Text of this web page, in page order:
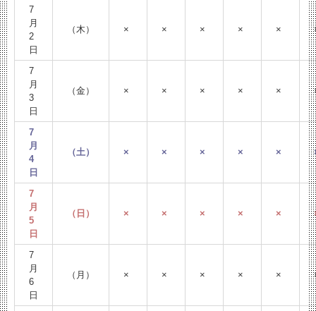
7
月
2
日
（木） × × × × ×
7
月
3
日
（金） × × × × ×
7
月
4
日
（土） × × × × ×
7
月
5
日
（日） × × × × ×
7
月
6
日
（月） × × × × ×